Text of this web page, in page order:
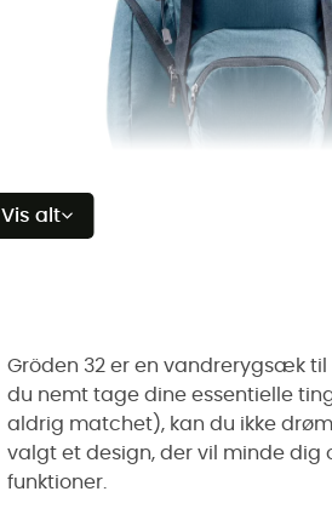
Vis alt
Gröden 32 er en vandrerygsæk
du nemt tage dine essentielle
aldrig matchet), kan du ikke
valgt et design, der vil minde dig
funktioner.